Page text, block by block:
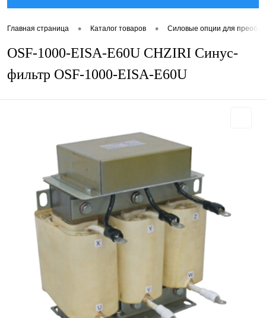
Главная страница • Каталог товаров • Силовые опции для
OSF-1000-EISA-E60U CHZIRI Синус-
фильтр OSF-1000-EISA-E60U